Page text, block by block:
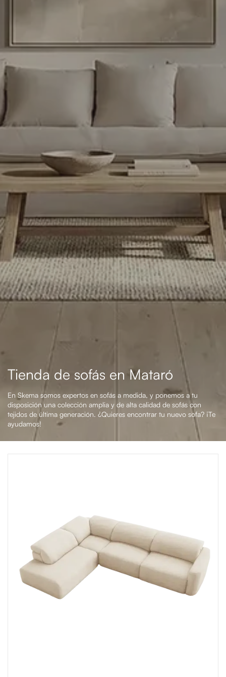
Tienda de sofás en Mataró
En Skema somos expertos en sofás a medida, y ponemos a tu
disposición una colección amplia y de alta calidad de sofás con
tejidos de última generación. ¿Quieres encontrar tu nuevo sofa? ¡Te
ayudamos!